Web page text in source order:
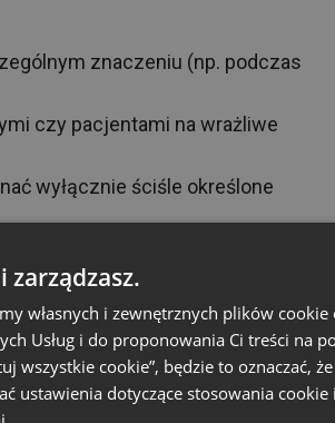
znaczeniu (np. podczas
czy pacjentami na wrażliwe
wyłącznie ściśle określone
end?
zabezpieczania komunikacji, w
informacji. W
dostawca usługi nie ma
jak wysyłanie listu w specjalnej
zarządzasz.
własnych i zewnętrznych plików
Usług i do proponowania Ci treści na
wszystkie cookie”, będzie to oznaczać,
ustawienia dotyczące stosowania